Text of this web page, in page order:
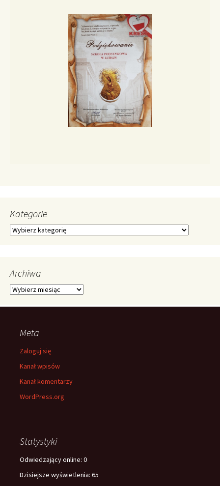
Kategorie
Kategorie
Archiwa
Archiwa
Meta
Zaloguj się
Kanał wpisów
Kanał komentarzy
WordPress.org
Statystyki
Odwiedzający online: 0
Dzisiejsze wyświetlenia: 65